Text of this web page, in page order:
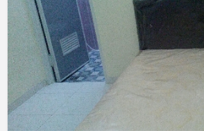
mahasiswi
/
karyawati
single